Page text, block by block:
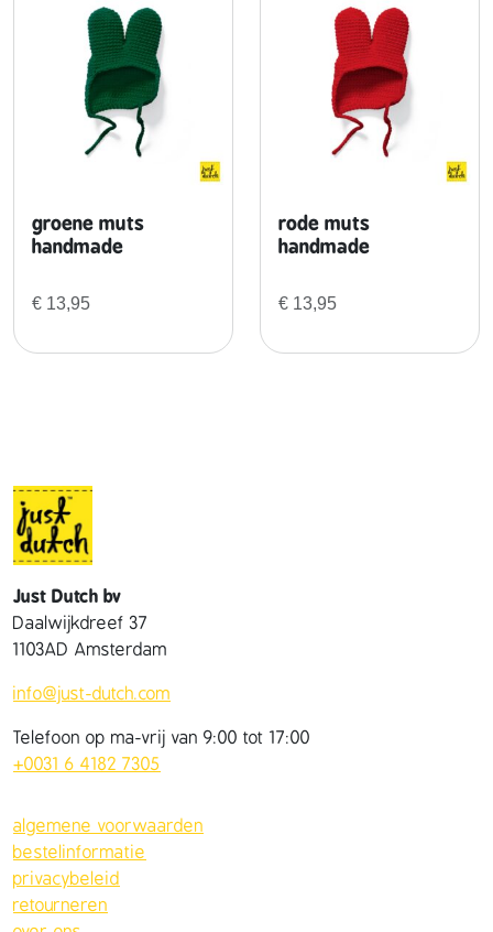
groene muts
handmade
€ 13,95
rode muts
handmade
€ 13,95
Just Dutch bv
Daalwijkdreef 37
1103AD Amsterdam
info@just-dutch.com
Telefoon op ma-vrij van 9:00 tot 17:00
+0031 6 4182 7305
algemene voorwaarden
bestelinformatie
privacybeleid
retourneren